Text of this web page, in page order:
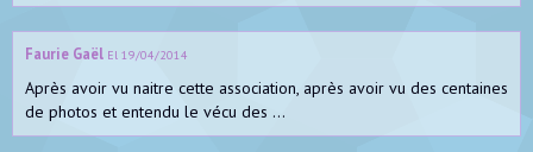
Faurie Gaël El 19/04/2014
Après avoir vu naitre cette association, après avoir vu des centaines
de photos et entendu le vécu des ...